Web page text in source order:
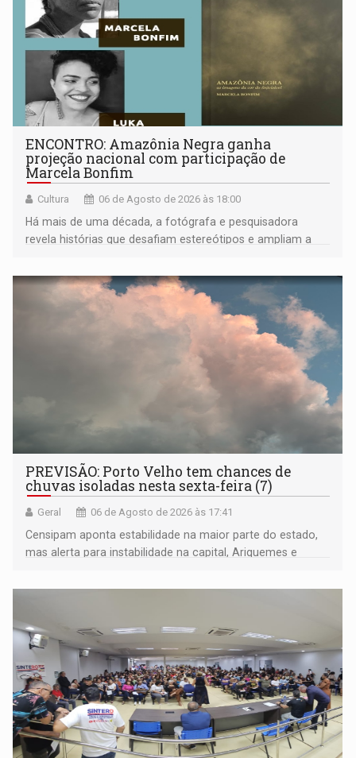
ENCONTRO: Amazônia Negra ganha
projeção nacional com participação de
Marcela Bonfim
Cultura 06 de Agosto de 2026 às 18:00
Há mais de uma década, a fotógrafa e pesquisadora
revela histórias que desafiam estereótipos e ampliam a
negras
PREVISÃO: Porto Velho tem chances de
chuvas isoladas nesta sexta-feira (7)
Geral 06 de Agosto de 2026 às 17:41
Censipam aponta estabilidade na maior parte do estado,
mas alerta para instabilidade na capital, Ariquemes e